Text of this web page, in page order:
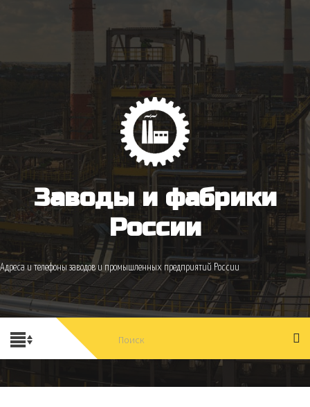
Заводы и фабрики
России
Адреса и телефоны заводов и промышленных предприятий России